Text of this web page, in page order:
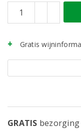
Gratis
GRATIS